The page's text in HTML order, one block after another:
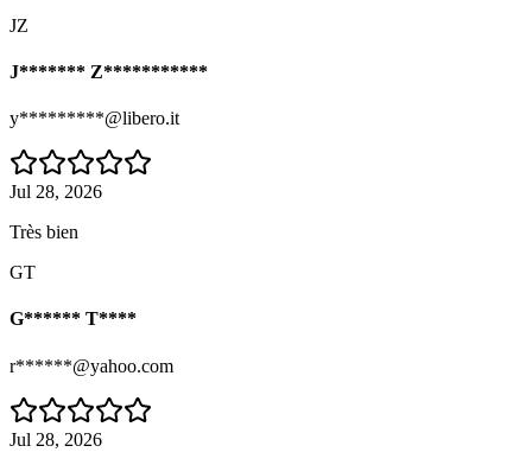
JZ
J******* Z***********
y*********@libero.it
Jul 28, 2026
Très bien
GT
G****** T****
r******@yahoo.com
Jul 28, 2026